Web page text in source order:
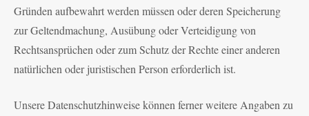
Gründen aufbewahrt werden müssen oder deren Speicherung
zur Geltendmachung, Ausübung oder Verteidigung von
Rechtsansprüchen oder zum Schutz der Rechte einer anderen
natürlichen oder juristischen Person erforderlich ist.
Unsere Datenschutzhinweise können ferner weitere Angaben zu